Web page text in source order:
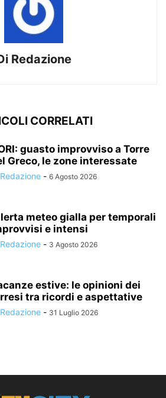
Redazione
CORRELATI
guasto improvviso a Torre
Greco, le zone interessate
- 6 Agosto 2026
meteo gialla per temporali
e intensi
- 3 Agosto 2026
estive: le opinioni dei
tra ricordi e aspettative
- 31 Luglio 2026